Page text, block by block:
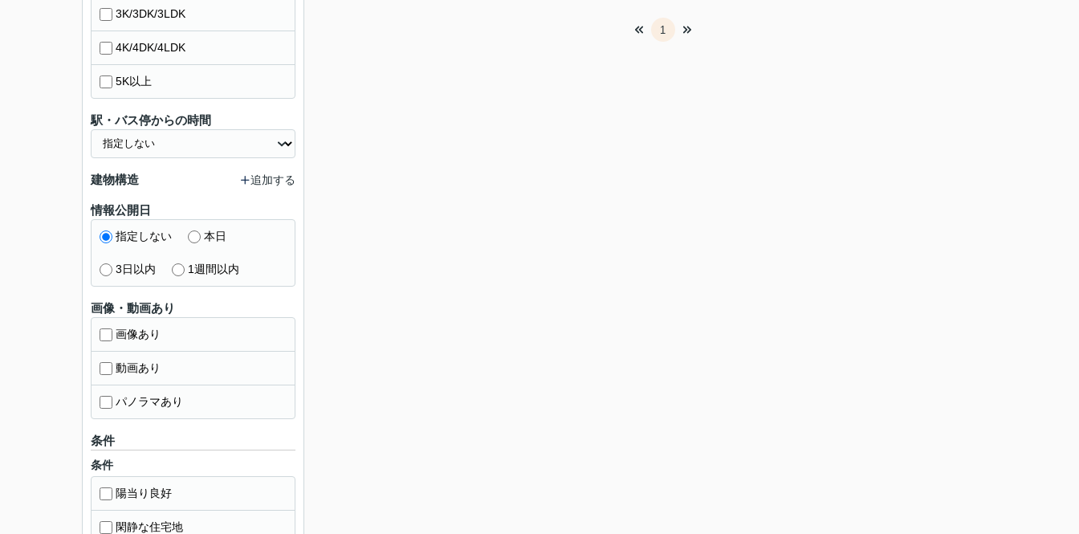
1
3K/3DK/3LDK
4K/4DK/4LDK
5K以上
駅・バス停からの時間
建物構造 追加する
情報公開日
指定しない 本日
3日以内 1週間以内
画像・動画あり
画像あり
動画あり
パノラマあり
条件
条件
陽当り良好
閑静な住宅地